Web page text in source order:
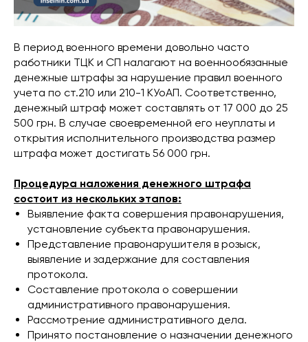
В период военного времени довольно часто
работники ТЦК и СП налагают на военнообязанные
денежные штрафы за нарушение правил военного
учета по ст.210 или 210-1 КУоАП. Соответственно,
денежный штраф может составлять от 17 000 до 25
500 грн. В случае своевременной его неуплаты и
открытия исполнительного производства размер
штрафа может достигать 56 000 грн.
Процедура наложения денежного штрафа
состоит из нескольких этапов:
Выявление факта совершения правонарушения,
установление субъекта правонарушения.
Представление правонарушителя в розыск,
выявление и задержание для составления
протокола.
Составление протокола о совершении
административного правонарушения.
Рассмотрение административного дела.
Принято постановление о назначении денежного